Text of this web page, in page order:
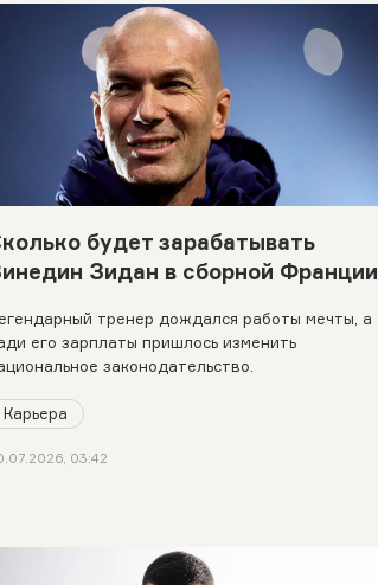
будет зарабатывать
Зидан в сборной Франции
тренер дождался работы мечты, а
его зарплаты пришлось изменить
законодательство.
Карьера
03:42